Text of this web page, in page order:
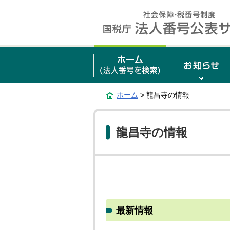
ホーム > 龍昌寺の情報
龍昌寺の情報
最新情報